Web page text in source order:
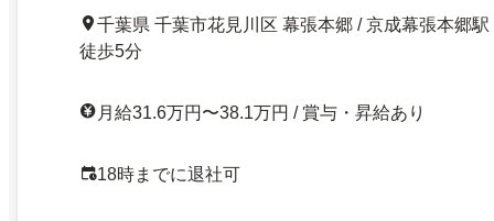
千葉県 千葉市花見川区 幕張本郷 / 京成幕張本郷駅
徒歩5分
月給31.6万円〜38.1万円 / 賞与・昇給あり
18時までに退社可